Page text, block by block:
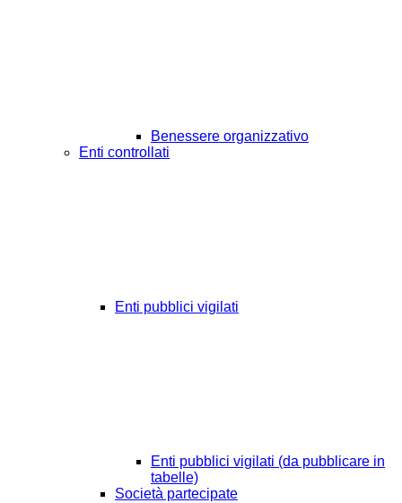
Benessere organizzativo
Enti controllati
Enti pubblici vigilati
Enti pubblici vigilati (da pubblicare in
tabelle)
Società partecipate